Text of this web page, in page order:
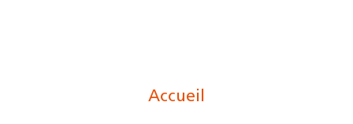
Accueil